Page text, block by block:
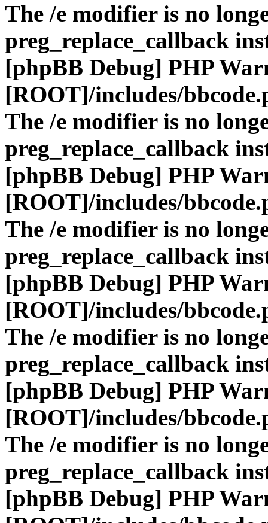
The /e modifier is no
preg_replace_callback
[phpBB Debug] PHP
[ROOT]/includes/
The /e modifier is no
preg_replace_callback
[phpBB Debug] PHP
[ROOT]/includes/
The /e modifier is no
preg_replace_callback
[phpBB Debug] PHP
[ROOT]/includes/
The /e modifier is no
preg_replace_callback
[phpBB Debug] PHP
[ROOT]/includes/
The /e modifier is no
preg_replace_callback
[phpBB Debug] PHP